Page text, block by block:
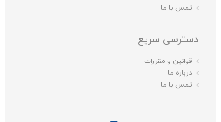
تماس با ما
دسترسی سریع
قوانین و مقررات
درباره ما
تماس با ما